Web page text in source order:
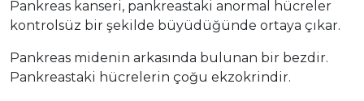
Pankreas kanseri, pankreastaki anormal hücreler
kontrolsüz bir şekilde büyüdüğünde ortaya çıkar.
Pankreas midenin arkasında bulunan bir bezdir.
Pankreastaki hücrelerin çoğu ekzokrindir.